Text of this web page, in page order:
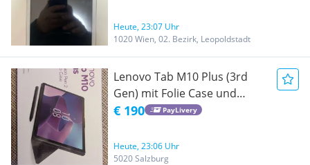
Heute, 23:07 Uhr
1020 Wien, 02. Bezirk, Leopoldstadt
Lenovo Tab M10 Plus (3rd
Gen) mit Folie Case und
Precision Pen 2
€ 190 PayLivery
Heute, 23:06 Uhr
5020 Salzburg